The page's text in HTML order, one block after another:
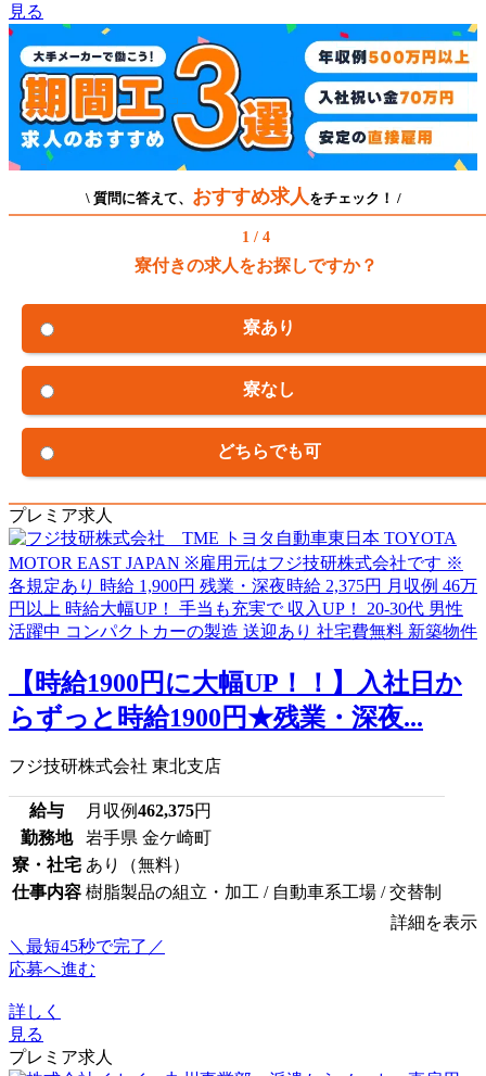
見る
\ 質問に答えて、 おすすめ求人 をチェック！ /
1 / 4
寮付きの求人をお探しですか？
寮あり
寮なし
どちらでも可
プレミア求人
【時給1900円に大幅UP！！】入社日か
らずっと時給1900円★残業・深夜...
フジ技研株式会社 東北支店
給与 月収例462,375円
勤務地
岩手県 金ケ崎町
寮・社宅 あり（無料）
仕事内容 樹脂製品の組立・加工 / 自動車系工場 / 交替制
詳細を表示
＼最短45秒で完了／
応募へ進む
詳しく
見る
プレミア求人